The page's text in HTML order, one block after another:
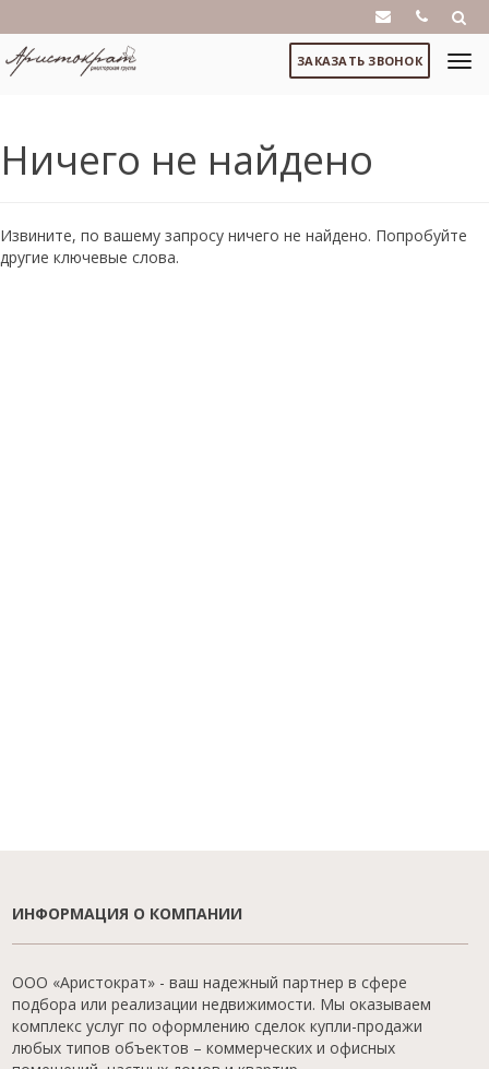
ЗАКАЗАТЬ ЗВОНОК
Ничего не найдено
Извините, по вашему запросу ничего не найдено. Попробуйте
другие ключевые слова.
ИНФОРМАЦИЯ О КОМПАНИИ
ООО «Аристократ» - ваш надежный партнер в сфере
подбора или реализации недвижимости. Мы оказываем
комплекс услуг по оформлению сделок купли-продажи
любых типов объектов – коммерческих и офисных